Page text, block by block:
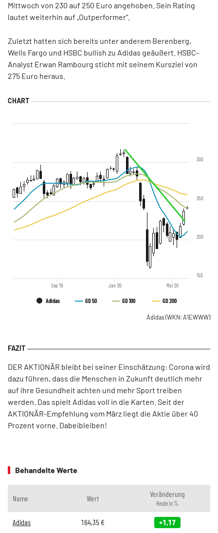
Mittwoch von 230 auf 250 Euro angehoben. Sein Rating
lautet weiterhin auf „Outperformer“.
Zuletzt hatten sich bereits unter anderem Berenberg,
Wells Fargo und HSBC bullish zu Adidas geäußert. HSBC-
Analyst Erwan Rambourg sticht mit seinem Kursziel von
275 Euro heraus.
Adidas GD 50 GD 100 GD 200
Jan '20
Sep '19 Mai '20
150
200
250
300
Adidas(WKN: A1EWWW)
DER AKTIONÄR bleibt bei seiner Einschätzung: Corona wird
dazu führen, dass die Menschen in Zukunft deutlich mehr
auf ihre Gesundheit achten und mehr Sport treiben
werden. Das spielt Adidas voll in die Karten. Seit der
AKTIONÄR-Empfehlung vom März liegt die Aktie über 40
Prozent vorne. Dabeibleiben!
Behandelte Werte
Name Wert Veränderung
Heute in %
Adidas 164,35€ +1,17